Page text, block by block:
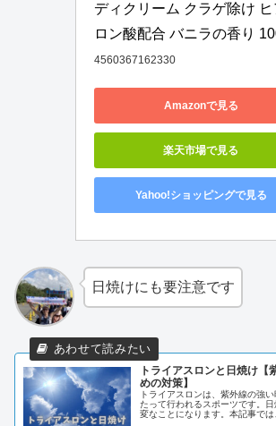
ディクリーム クラゲ除け
ロン酸配合 バニラの香り
4560367162330
Amazonで見る
楽天市場で見る
Yahoo!ショッピングで見る
日焼けにも要注意です
トライアスロンと日焼け【
めの対策】
トライアスロンは、紫外線の強
たって行われるスポーツです。
変なことになります。本記事では